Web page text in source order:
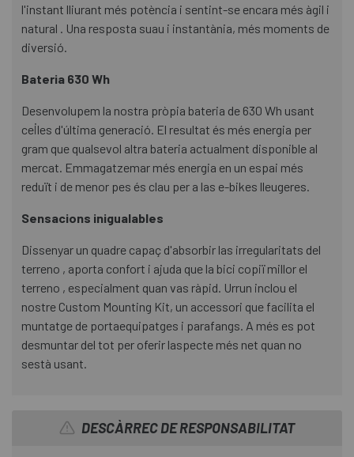
l'instant lliurant més potència i sentint-se encara més àgil i
natural . Una resposta suau i instantània, més moments de
diversió.
Bateria 630 Wh
Desenvolupem la nostra pròpia bateria de 630 Wh usant
cel·les d'última generació. El resultat és més energia per
gram que qualsevol altra bateria actualment disponible al
mercat. Emmagatzemar més energia en un espai més
reduït i de menor pes és clau per a las e-bikes lleugeres.
Sensacions inigualables
Dissenyar un quadre capaç d'absorbir las irregularitats del
terreno , aporta confort i ajuda que la bici copiï millor el
terreno , especialment quan vas ràpid. Urrun inclou el
nostre Custom Mounting Kit, un accessori que facilita el
muntatge de portaequipatges i parafangs. A més es pot
desmuntar del tot per oferir laspecte més net quan no
sestà usant.
DESCÀRREC DE RESPONSABILITAT